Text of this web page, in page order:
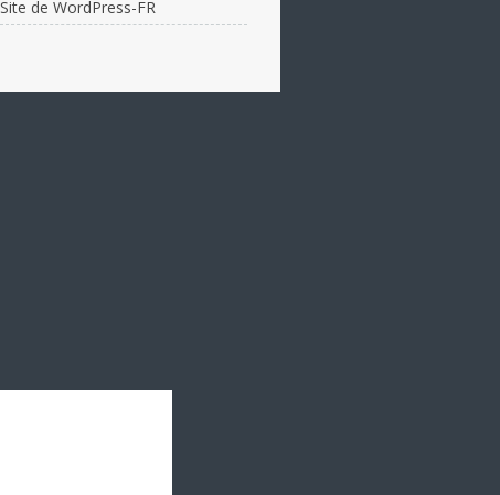
Site de WordPress-FR